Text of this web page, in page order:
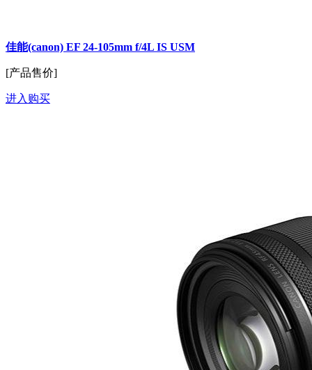
佳能(canon) EF 24-105mm f/4L IS USM
[产品售价]
进入购买